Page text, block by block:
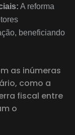
A reforma
beneficiando
as inúmeras
como a
fiscal entre
o